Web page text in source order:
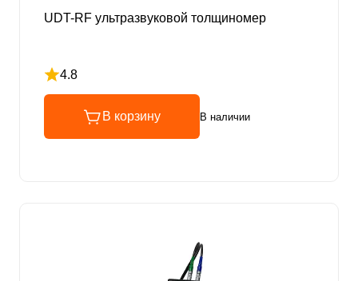
UDT-RF ультразвуковой толщиномер
4.8
Рейтинг 4.8 из 5
В корзину В наличии